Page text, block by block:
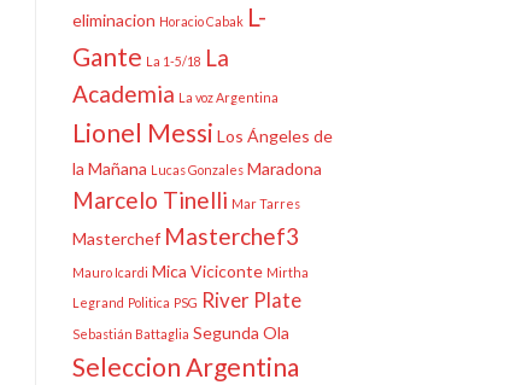
eliminacion Horacio Cabak L-
Gante La 1-5/18 La
Academia La voz Argentina
Lionel Messi Los Ángeles de
la Mañana Lucas Gonzales Maradona
Marcelo Tinelli Mar Tarres
Masterchef Masterchef3
Mauro Icardi Mica Viciconte Mirtha
Legrand Politica PSG River Plate
Sebastián Battaglia Segunda Ola
Seleccion Argentina